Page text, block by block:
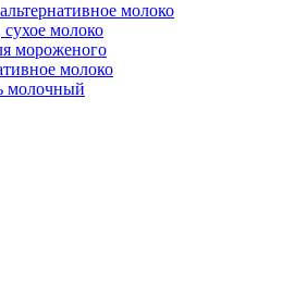
молоко
молоко
мороженого
молоко
молочный